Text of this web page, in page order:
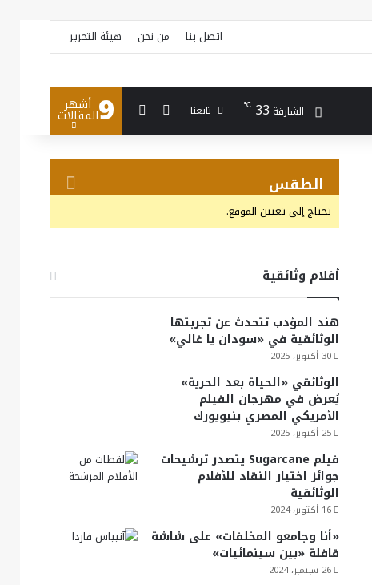
اتصل بنا من نحن هيئة التحرير
الشارقة 33
℃ تابعنا إضافة عمود جانبي
بحث عن
9 أشهر
المقالات
الطقس
تحتاج إلى تعيين الموقع.
أفلام وثائقية
هند المؤدب تتحدث عن تجربتها
الوثائقية في «سودان يا غالي»
30 أكتوبر، 2025
الوثائقي «الحياة بعد الحرية»
يُعرض في مهرجان الفيلم
الأمريكي المصري بنيويورك
25 أكتوبر، 2025
فيلم Sugarcane يتصدر ترشيحات
جوائز اختيار النقاد للأفلام
الوثائقية
16 أكتوبر، 2024
«أنا وجامعو المخلفات» على شاشة
قافلة «بين سينمائيات»
26 سبتمبر، 2024